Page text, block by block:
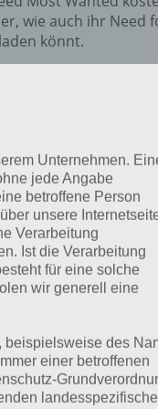
wie auch ihr Need
könnt.
Unternehmen.
jede Angabe
betroffene Person
unsere
Verarbeitung
Ist die Verarbeitung
für eine solche
wir generell eine
beispielsweise des
einer betroffenen